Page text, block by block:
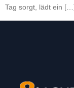
Tag sorgt, lädt ein